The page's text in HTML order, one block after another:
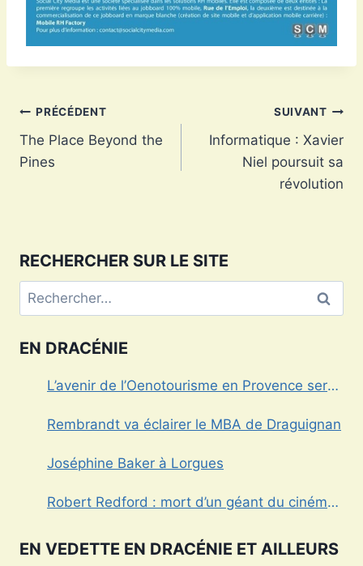
Navigation
de
PRÉCÉDENT
The Place Beyond the
Pines
SUIVANT
Informatique : Xavier
Niel poursuit sa
révolution
RECHERCHER SUR LE SITE
Rechercher :
EN DRACÉNIE
L’avenir de l’Oenotourisme en Provence sera-
Rembrandt va éclairer le MBA de Draguignan
Joséphine Baker à Lorgues
Robert Redford : mort d’un géant du cinéma
EN VEDETTE EN DRACÉNIE ET AILLEURS